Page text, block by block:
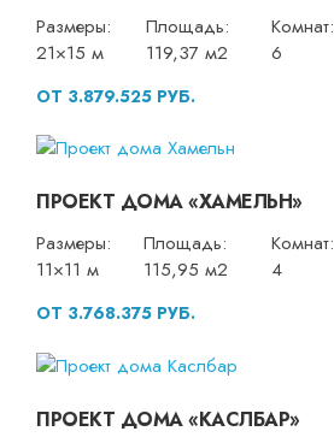
Размеры:
21×15 м
Площадь:
119,37 м2
Комнат:
6
ОТ 3.879.525 РУБ.
ПРОЕКТ ДОМА «ХАМЕЛЬН»
Размеры:
11×11 м
Площадь:
115,95 м2
Комнат:
4
ОТ 3.768.375 РУБ.
ПРОЕКТ ДОМА «КАСЛБАР»